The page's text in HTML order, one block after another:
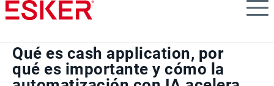
Skip
to
content
Qué es cash application, por
qué es importante y cómo la